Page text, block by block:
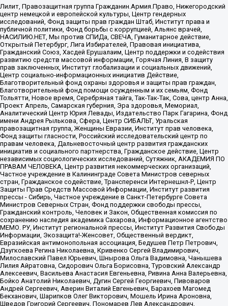
Лилит, Правозащитная группа Гражданин.Армия.Право, Нижегородский
центр немецкой и европейской культуры, Центр гендерных
исследований, Фонд защиты прав граждан Штаб, Институт права и
публичной политики, Фонд борьбы с коррупцией, Альянс врачей,
НАСИЛИЮ.НЕТ, Мы против СПИДа, СВЕЧА, Гуманитарное действие,
Открытый Петербург, Лига Избирателей, Правовая инициатива,
Гражданский Союз, Хасдей Ерушалаим, Центр поддержки и содействия
развитию средств массовой информации, Горячая Линия, В защиту
прав заключенных, Институт глобализации и социальных движений,
Центр социально-информационных инициатив Действие,
Благотворительный фонд охраны здоровья и защиты прав граждан,
Благотворительный фонд помощи осужденным и их семьям, Фонд
Тольятти, Новое время, Серебряная тайга, Так-Так-Так, Сова, центр Анна,
Проект Апрель, Самарская губерния, Эра здоровья, Мемориал,
Аналитический Центр Юрия Левады, Издательство Парк Гагарина, Фонд
имени Андрея Рылькова, Сфера, Центр СИБАЛЬТ, Уральская
правозащитная группа, Женщины Евразии, Институт прав человека,
Фонд защиты гласности, Российский исследовательский центр по
правам человека, Дальневосточный центр развития гражданских
инициатив и социального партнерства, Гражданское действие, Центр
независимых социологических исследований, Сутяжник, АКАДЕМИЯ ПО
ПРАВАМ ЧЕЛОВЕКА, Центр развития некоммерческих организаций,
Частное учреждение в Калининграде Совета Министров северных
стран, Гражданское содействие, Трансперенси Интернешнл-Р, Центр
Защиты Прав Средств Массовой Информации, Институт развития
прессы - Сибирь, Частное учреждение в Санкт-Петербурге Совета
Министров Северных Стран, Фонд поддержки свободы прессы,
Гражданский контроль, Человек и Закон, Общественная комиссия по
сохранению наследия академика Сахарова, Информационное агентство
МЕМО. РУ, Институт региональной прессы, Институт Развития Свободы
Информации, Экозащита!-Женсовет, Общественный вердикт,
Евразийская антимонопольная ассоциация, Бедушев Петр Петрович,
Дзугкоева Регина Николаевна, Кривенко Сергей Владимирович,
Милославский Павел Юрьевич, Шнырова Ольга Вадимовна, Чанышева
Лилия Айратовна, Сидорович Ольга Борисовна, Туровский Александр
Алексеевич, Васильева Анастасия Евгеньевна, Ривина Анна Валерьевна,
Бойко Анатолий Николаевич, Дугин Сергей Георгиевич, Пивоваров
Андрей Сергеевич, Аверин Виталий Евгеньевич, Барахоев Магомед
Бекханович, Шарипков Олег Викторович, Мошель Ирина Ароновна,
Шведов Григорий Сергеевич, Пономарев Лев Александрович,